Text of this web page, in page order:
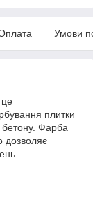
Умови
плитки
бетону. Фарба
дозволяє